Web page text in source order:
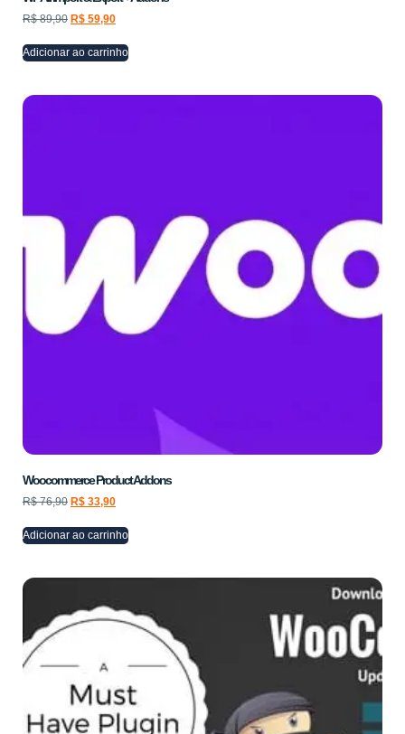
R$89,90 R$ 59,90
Adicionar ao carrinho
Woocommerce Product Addons
R$76,90 R$ 33,90
Adicionar ao carrinho